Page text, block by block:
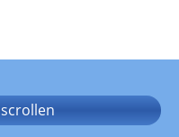
scrollen